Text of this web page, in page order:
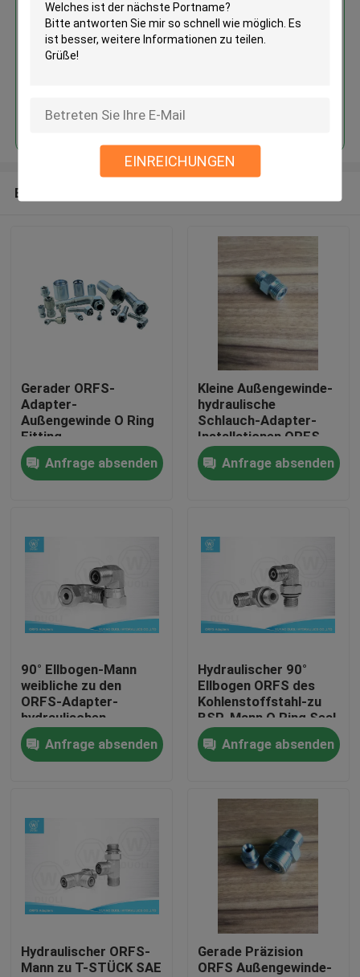
EINREICHUNGEN
Fabrik-Ausflug
Qualitätskontrolle
Treten Sie mit uns in Verbindung
Nachrichten
Hydraulische Schlauch-Endpassstücke
hydraulische Schlauchzwingeninstallationen
BSP versiegeln hydraulische
Adapter durch Kohlenstoffstahl
Fortsetzen
Empfohlene Produkte
Gerader ORFS-
Adapter-
Außengewinde O Ring
Fitting
Anfrage absenden
Kleine Außengewinde-
hydraulische
Schlauch-Adapter-
Installationen ORFS
für niedriges u.
Hochdruck
Anfrage absenden
90° Ellbogen-Mann
weibliche zu den
ORFS-Adapter-
hydraulischen
Installationen mit
weißem verzinktem
Anfrage absenden
Hydraulischer 90°
Ellbogen ORFS des
Kohlenstoffstahl-zu
BSP-Mann O Ring Seal
Fittings
Anfrage absenden
Hydraulischer ORFS-
Mann zu T-STÜCK SAE
Gerade Präzision
ORFS Außengewinde-